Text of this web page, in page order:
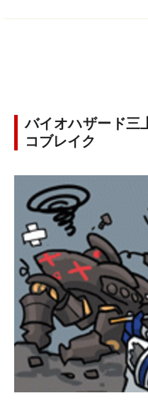
バイオハザード三
コブレイク